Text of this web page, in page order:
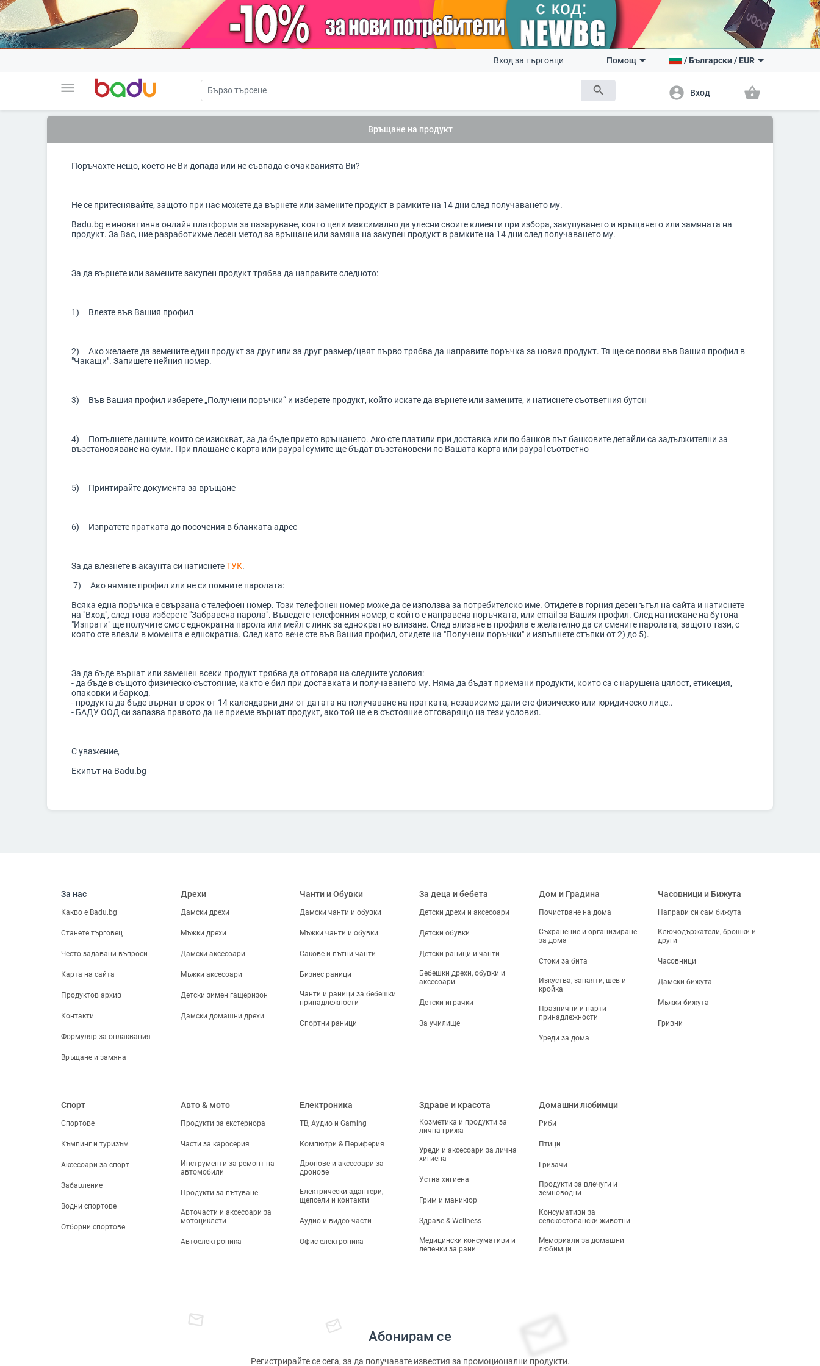
menu search
Вход за търговци Помощ /Български/ EUR
account_circle Вход shopping_basket
Връщане на продукт
Поръчахте нещо, което не Ви допада или не съвпада с очакванията Ви?
Не се притеснявайте, защото при нас можете да върнете или замените продукт в рамките на 14 дни след получаването му.
Badu.bg е иновативна онлайн платформа за пазаруване, която цели максимално да улесни своите клиенти при избора, закупуването и връщането или замяната на
продукт. За Вас, ние разработихме лесен метод за връщане или замяна на закупен продукт в рамките на 14 дни след получаването му.
За да върнете или замените закупен продукт трябва да направите следното:
1) Влезте във Вашия профил
2) Ако желаете да земените един продукт за друг или за друг размер/цвят първо трябва да направите поръчка за новия продукт. Тя ще се появи във Вашия профил в
"Чакащи". Запишете нейния номер.
3) Във Вашия профил изберете „Получени поръчки“ и изберете продукт, който искате да върнете или замените, и натиснете съответния бутон
4) Попълнете данните, които се изискват, за да бъде прието връщането. Ако сте платили при доставка или по банков път банковите детайли са задължителни за
възстановяване на суми. При плащане с карта или paypal сумите ще бъдат възстановени по Вашата карта или paypal съответно
5) Принтирайте документа за връщане
6) Изпратете пратката до посочения в бланката адрес
За да влезнете в акаунта си натиснетеТУК.
7) Ако нямате профил или не си помните паролата:
Всяка една поръчка е свързана с телефоен номер. Този телефонен номер може да се използва за потребителско име. Отидете в горния десен ъгъл на сайта и натиснете
на "Вход", след това изберете "Забравена парола". Въведете телефонния номер, с който е направена поръчката, или email за Вашия профил. След натискане на бутона
"Изпрати" ще получите смс с еднократна парола или мейл с линк за еднократно влизане. След влизане в профила е желателно да си смените паролата, защото тази, с
която сте влезли в момента е еднократна. След като вече сте във Вашия профил, отидете на "Получени поръчки" и изпълнете стъпки от 2) до 5).
За да бъде върнат или заменен всеки продукт трябва да отговаря на следните условия:
- да бъде в същото физическо състояние, както е бил при доставката и получаването му. Няма да бъдат приемани продукти, които са с нарушена цялост, етикеция,
опаковки и баркод.
- продукта да бъде върнат в срок от 14 календарни дни от датата на получаване на пратката, независимо дали сте физическо или юридическо лице..
- БАДУ ООД си запазва правото да не приеме върнат продукт, ако той не е в състояние отговарящо на тези условия.
С уважение,
Екипът на Badu.bg
За нас
Какво е Badu.bg
Станете търговец
Често задавани въпроси
Карта на сайта
Продуктов архив
Контакти
Формуляр за оплаквания
Връщане и замяна
Дрехи
Дамски дрехи
Мъжки дрехи
Дамски аксесоари
Мъжки аксесоари
Детски зимен гащеризон
Дамски домашни дрехи
Чанти и Обувки
Дамски чанти и обувки
Мъжки чанти и обувки
Сакове и пътни чанти
Бизнес раници
Чанти и раници за бебешки
принадлежности
Спортни раници
За деца и бебета
Детски дрехи и аксесоари
Детски обувки
Детски раници и чанти
Бебешки дрехи, обувки и
аксесоари
Детски играчки
За училище
Дом и Градина
Почистване на дома
Съхранение и организиране
за дома
Стоки за бита
Изкуства, занаяти, шев и
кройка
Празнични и парти
принадлежности
Уреди за дома
Часовници и Бижута
Направи си сам бижута
Ключодържатели, брошки и
други
Часовници
Дамски бижута
Мъжки бижута
Гривни
Спорт
Спортове
Къмпинг и туризъм
Аксесоари за спорт
Забавление
Водни спортове
Отборни спортове
Авто & мото
Продукти за екстериора
Части за каросерия
Инструменти за ремонт на
автомобили
Продукти за пътуване
Авточасти и аксесоари за
мотоциклети
Автоелектроника
Електроника
ТВ, Аудио и Gaming
Компютри & Периферия
Дронове и аксесоари за
дронове
Електрически адаптери,
щепсели и контакти
Аудио и видео части
Офис електроника
Здраве и красота
Козметика и продукти за
лична грижа
Уреди и аксесоари за лична
хигиена
Устна хигиена
Грим и маникюр
Здраве & Wellness
Медицински консумативи и
лепенки за рани
Домашни любимци
Риби
Птици
Гризачи
Продукти за влечуги и
земноводни
Консумативи за
селскостопански животни
Мемориали за домашни
любимци
Абонирам се
Регистрирайте се сега, за да получавате известия за промоционални продукти.